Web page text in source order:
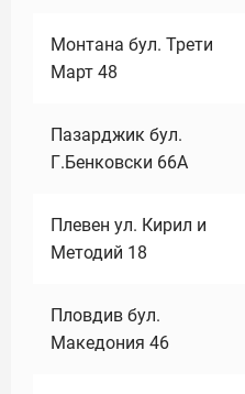
Монтана бул. Трети
Март 48
Пазарджик бул.
Г.Бенковски 66А
Плевен ул. Кирил и
Методий 18
Пловдив бул.
Македония 46